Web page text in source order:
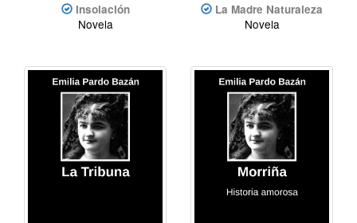
Insolación
Novela
La Madre Naturaleza
Novela